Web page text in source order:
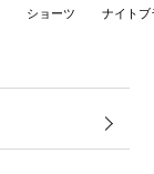
ショーツ ナイトブ